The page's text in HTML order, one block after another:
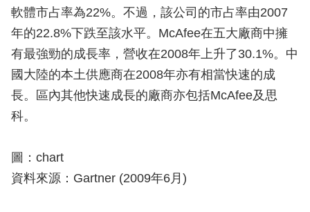
軟體市占率為22%。不過，該公司的市占率由2007
年的22.8%下跌至該水平。McAfee在五大廠商中擁
有最強勁的成長率，營收在2008年上升了30.1%。中
國大陸的本土供應商在2008年亦有相當快速的成
長。區內其他快速成長的廠商亦包括McAfee及思
科。
圖：chart
資料來源：Gartner (2009年6月)